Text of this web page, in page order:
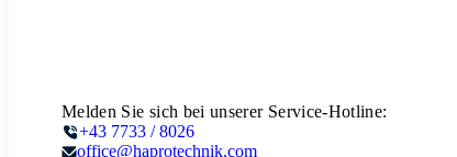
Melden Sie sich bei unserer Service-Hotline:
+43 7733 / 8026
office@haprotechnik.com